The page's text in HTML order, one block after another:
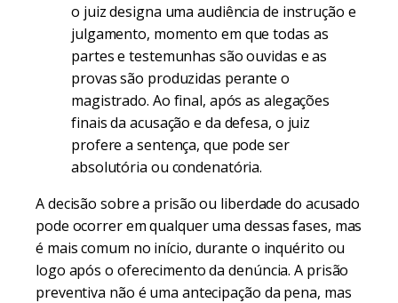
o juiz designa uma audiência de instrução e
julgamento, momento em que todas as
partes e testemunhas são ouvidas e as
provas são produzidas perante o
magistrado. Ao final, após as alegações
finais da acusação e da defesa, o juiz
profere a sentença, que pode ser
absolutória ou condenatória.
A decisão sobre a prisão ou liberdade do acusado
pode ocorrer em qualquer uma dessas fases, mas
é mais comum no início, durante o inquérito ou
logo após o oferecimento da denúncia. A prisão
preventiva não é uma antecipação da pena, mas